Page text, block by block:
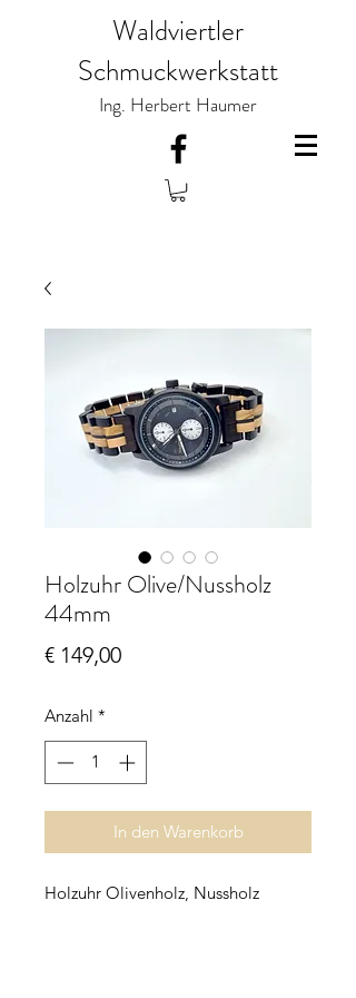
Waldviertler
Schmuckwerkstatt
Ing. Herbert Haumer
Holzuhr Olive/Nussholz
44mm
€ 149,00Preis
Anzahl *
In den Warenkorb
Holzuhr Olivenholz, Nussholz